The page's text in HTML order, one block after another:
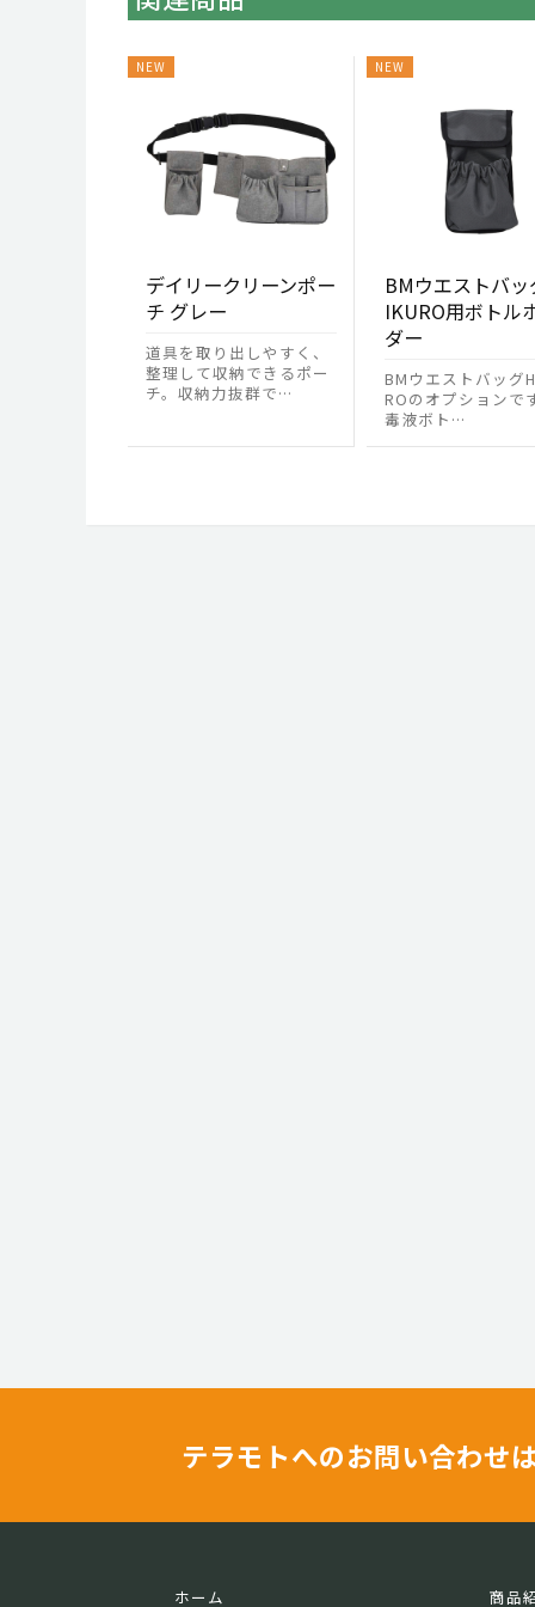
デイリークリーンポー
チ グレー
道具を取り出しやすく、
整理して収納できるポー
チ。収納力抜群で…
BMウエストバッ
IKURO用ボトル
ダー
BMウエストバッグ
ROのオプションで
毒液ボト…
テラモトへのお問い合わせ
ホーム 商品